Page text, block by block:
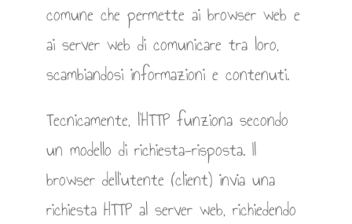
comune che permette ai browser web e
ai server web di comunicare tra loro,
scambiandosi informazioni e contenuti.
Tecnicamente, l’HTTP funziona secondo
un modello di richiesta-risposta. Il
browser dell’utente (client) invia una
richiesta HTTP al server web, richiedendo